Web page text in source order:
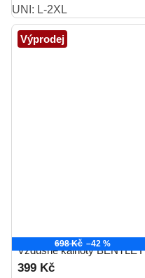
UNI: L-2XL
Výprodej
698 Kč –42 %
Vzdušné kalhoty BENTLEY
399 Kč